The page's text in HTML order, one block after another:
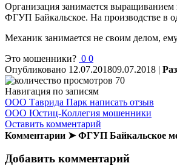
Организация занимается
ФГУП Байкальское. На производстве в
Механик занимается не своим делом,
Это мошенники? 0 0
Опубликовано 12.07.201809.07.2018 |
70
Навигация по записям
ООО Таврида Парк написать отзыв
ООО Юстиц-Коллегия мошенники
Оставить комментарий
Комментарии ➤ ФГУП Байкальское
Добавить комментарий